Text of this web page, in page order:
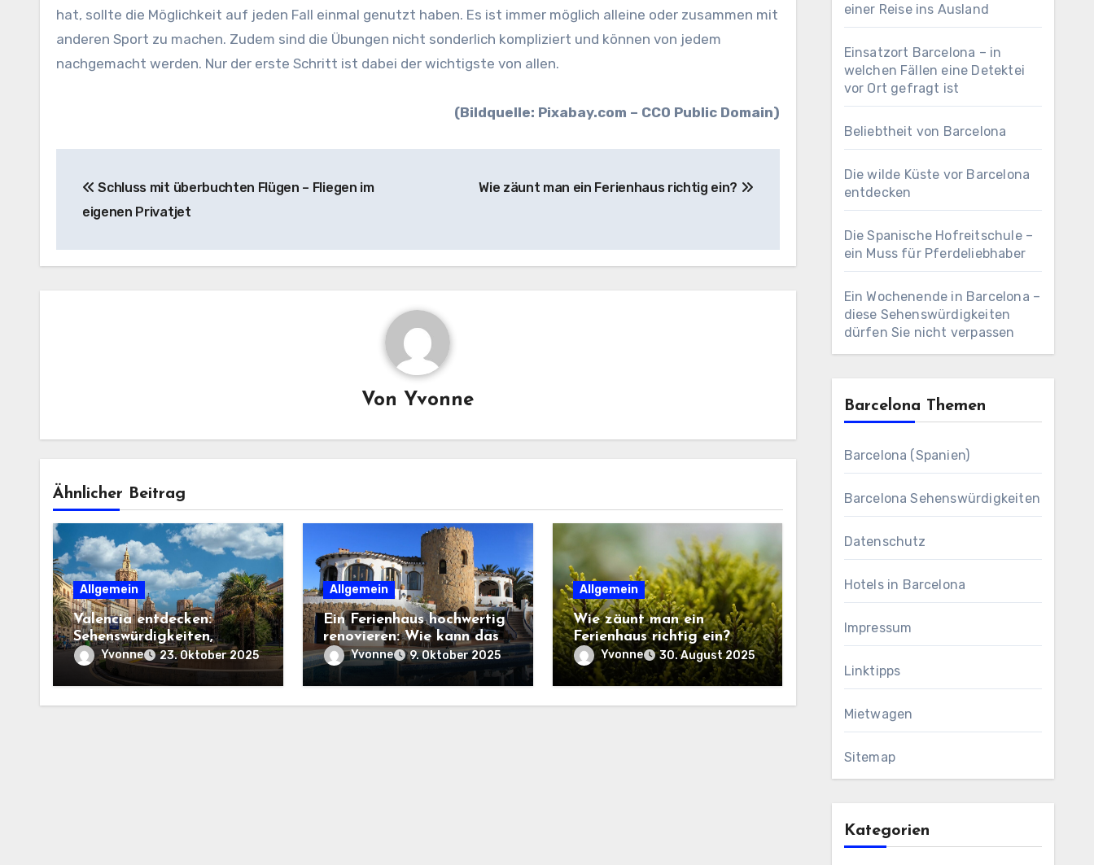
hat, sollte die Möglichkeit auf jeden Fall einmal genutzt haben. Es ist immer möglich alleine oder zusammen mit
anderen Sport zu machen. Zudem sind die Übungen nicht sonderlich kompliziert und können von jedem
nachgemacht werden. Nur der erste Schritt ist dabei der wichtigste von allen.
(Bildquelle: Pixabay.com – CC0 Public Domain)
Schluss mit überbuchten Flügen – Fliegen im
eigenen Privatjet
Wie zäunt man ein Ferienhaus richtig ein?
Von Yvonne
Ähnlicher Beitrag
Allgemein
Valencia entdecken:
Sehenswürdigkeiten,
Strände und Geheimtipps
Yvonne 23. Oktober 2025
Allgemein
Ein Ferienhaus hochwertig
renovieren: Wie kann das
aussehen?
Yvonne 9. Oktober 2025
Allgemein
Wie zäunt man ein
Ferienhaus richtig ein?
Yvonne 30. August 2025
einer Reise ins Ausland
Einsatzort Barcelona – in
welchen Fällen eine Detektei
vor Ort gefragt ist
Beliebtheit von Barcelona
Die wilde Küste vor Barcelona
entdecken
Die Spanische Hofreitschule –
ein Muss für Pferdeliebhaber
Ein Wochenende in Barcelona –
diese Sehenswürdigkeiten
dürfen Sie nicht verpassen
Barcelona Themen
Barcelona (Spanien)
Barcelona Sehenswürdigkeiten
Datenschutz
Hotels in Barcelona
Impressum
Linktipps
Mietwagen
Sitemap
Kategorien